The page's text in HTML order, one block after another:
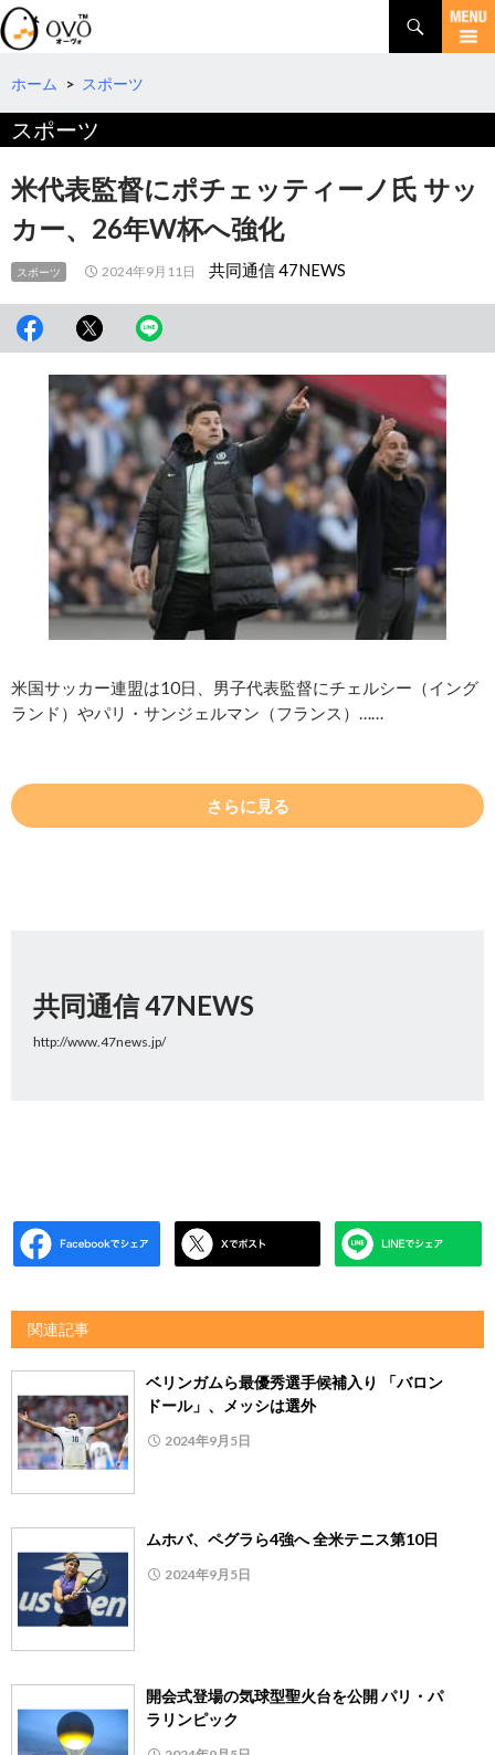
検
索
コ
テ
へ
移
動
ホーム > スポーツ
スポーツ
米代表監督にポチェッティーノ氏 サッ
カー、26年W杯へ強化
スポーツ 2024年9月11日 共同通信 47NEWS
米国サッカー連盟は10日、男子代表監督にチェルシー（イング
ランド）やパリ・サンジェルマン（フランス）……
さらに見る
共同通信 47NEWS
http://www.47news.jp/
関連記事
ベリンガムら最優秀選手候補入り 「バロン
ドール」、メッシは選外
2024年9月5日
ムホバ、ペグラら4強へ 全米テニス第10日
2024年9月5日
開会式登場の気球型聖火台を公開 パリ・パ
ラリンピック